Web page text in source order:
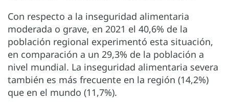
Con respecto a la inseguridad alimentaria
moderada o grave, en 2021 el 40,6% de la
población regional experimentó esta situación,
en comparación a un 29,3% de la población a
nivel mundial. La inseguridad alimentaria severa
también es más frecuente en la región (14,2%)
que en el mundo (11,7%).